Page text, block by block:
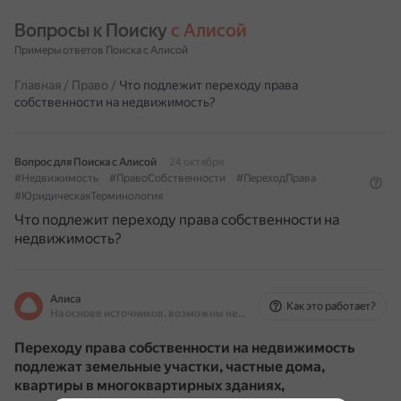
Вопросы к Поиску с Алисой
Примеры ответов Поиска с Алисой
Главная / Право / Что подлежит переходу права
собственности на недвижимость?
Вопрос для Поиска с Алисой
24 октября
#Недвижимость
#ПравоСобственности
#ПереходПрава
#ЮридическаяТерминология
Что подлежит переходу права собственности на
недвижимость?
Алиса
На основе источников, возможны неточности
Как это работает?
Переходу права собственности на недвижимость
подлежат земельные участки, частные дома,
квартиры в многоквартирных зданиях,